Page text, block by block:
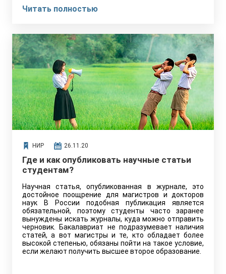
Обязательным условием является рецензия,
защитить ВКР на высокий балл.
Читать полностью
НИР 26.11.20
Где и как опубликовать научные статьи
студентам?
Научная статья, опубликованная в журнале, это
достойное поощрение для магистров и докторов
наук В России подобная публикация является
обязательной, поэтому студенты часто заранее
вынуждены искать журналы, куда можно отправить
черновик. Бакалавриат не подразумевает наличия
статей, а вот магистры и те, кто обладает более
высокой степенью, обязаны пойти на такое условие,
если желают получить высшее второе образование.